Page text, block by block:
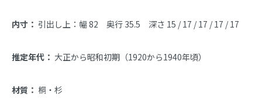
内寸： 引出し上：幅 82　奥行 35.5　深さ 15 / 17 / 17 / 17 / 17
推定年代： 大正から昭和初期（1920から1940年頃）
材質： 桐・杉